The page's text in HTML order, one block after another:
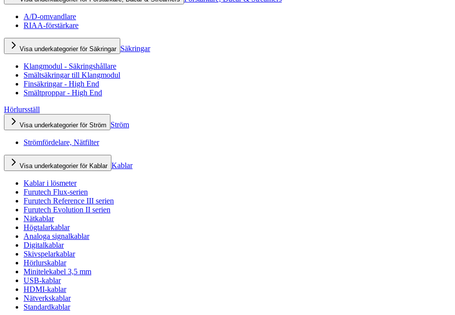
A/D-omvandlare
RIAA-förstärkare
Visa underkategorier för Säkringar Säkringar
Klangmodul - Säkringshållare
Smältsäkringar till Klangmodul
Finsäkringar - High End
Smältproppar - High End
Hörlursställ
Visa underkategorier för Ström Ström
Strömfördelare, Nätfilter
Visa underkategorier för Kablar Kablar
Kablar i lösmeter
Furutech Flux-serien
Furutech Reference III serien
Furutech Evolution II serien
Nätkablar
Högtalarkablar
Analoga signalkablar
Digitalkablar
Skivspelarkablar
Hörlurskablar
Minitelekabel 3,5 mm
USB-kablar
HDMI-kablar
Nätverkskablar
Standardkablar